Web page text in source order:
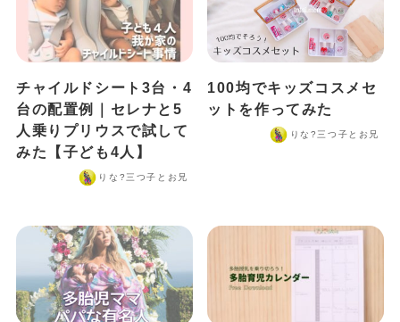
チャイルドシート3台・4
台の配置例｜セレナと5
人乗りプリウスで試して
みた【子ども4人】
りな?️三つ子とお兄
100均でキッズコスメセ
ットを作ってみた
りな?️三つ子とお兄